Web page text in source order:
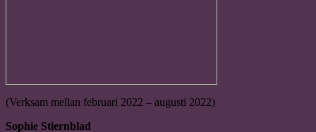
(Verksam mellan februari 2022 – augusti 2022)
Sophie Stiernblad